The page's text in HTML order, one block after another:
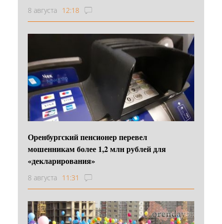
8 августа 12:18
Оренбургский пенсионер перевел
мошенникам более 1,2 млн рублей для
«декларирования»
8 августа 11:31